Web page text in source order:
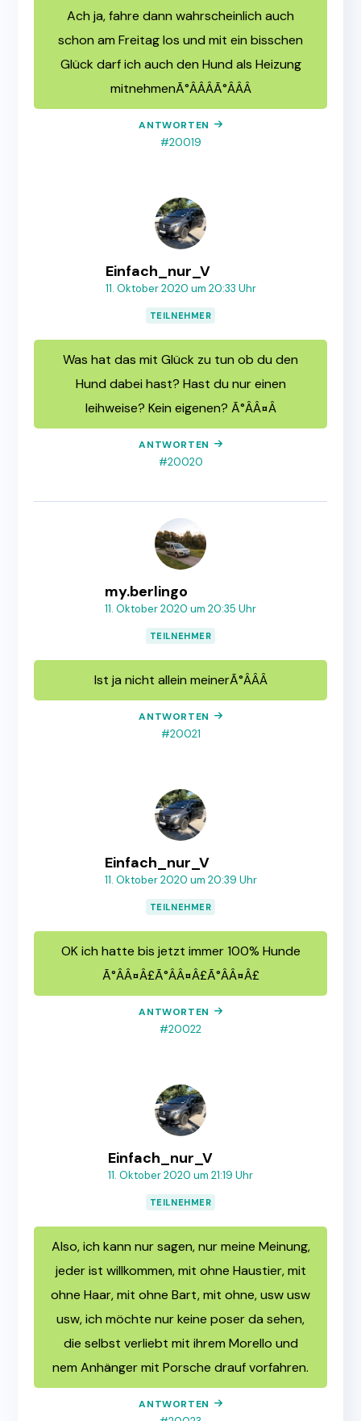
Ach ja, fahre dann wahrscheinlich auch
schon am Freitag los und mit ein bisschen
Glück darf ich auch den Hund als Heizung
mitnehmenÃ°ÂÂÂÃ°ÂÂÂ
ANTWORTEN
#20019
Einfach_nur_V
11. Oktober 2020 um 20:33 Uhr
TEILNEHMER
Was hat das mit Glück zu tun ob du den
Hund dabei hast? Hast du nur einen
leihweise? Kein eigenen? Ã°ÂÂ¤Â
ANTWORTEN
#20020
my.berlingo
11. Oktober 2020 um 20:35 Uhr
TEILNEHMER
Ist ja nicht allein meinerÃ°ÂÂÂ
ANTWORTEN
#20021
Einfach_nur_V
11. Oktober 2020 um 20:39 Uhr
TEILNEHMER
OK ich hatte bis jetzt immer 100% Hunde
Ã°ÂÂ¤Â£Ã°ÂÂ¤Â£Ã°ÂÂ¤Â£
ANTWORTEN
#20022
Einfach_nur_V
11. Oktober 2020 um 21:19 Uhr
TEILNEHMER
Also, ich kann nur sagen, nur meine Meinung,
jeder ist willkommen, mit ohne Haustier, mit
ohne Haar, mit ohne Bart, mit ohne, usw usw
usw, ich möchte nur keine poser da sehen,
die selbst verliebt mit ihrem Morello und
nem Anhänger mit Porsche drauf vorfahren.
ANTWORTEN